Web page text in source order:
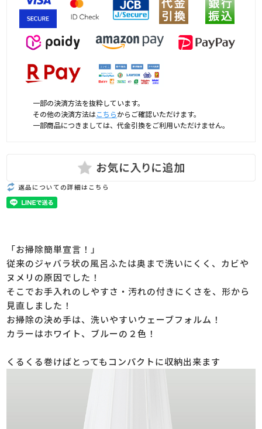
一部の決済方法を抜粋しています。
その他の決済方法はこちらからご確認いただけます。
一部商品につきましては、代金引換をご利用いただけません。
返品についての詳細はこちら
「お掃除簡単宣言！」
従来のジャバラ状の風呂ふたは奥まで洗いにくく、カビや
ヌメリの原因でした！
そこでお手入れのしやすさ・汚れの付きにくさを、形から
見直しました！
お掃除の決め手は、洗いやすいウェーブフォルム！
カラーはホワイト、ブルーの２色！
くるくる巻けばとってもコンパクトに収納出来ます